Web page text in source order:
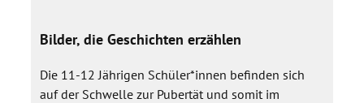
Bilder, die Geschichten erzählen
Die 11-12 Jährigen Schüler*innen befinden sich
auf der Schwelle zur Pubertät und somit im